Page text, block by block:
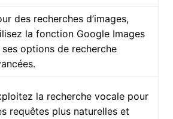
des recherches d’images,
la fonction Google Images
options de recherche
la recherche vocale pour
requêtes plus naturelles et